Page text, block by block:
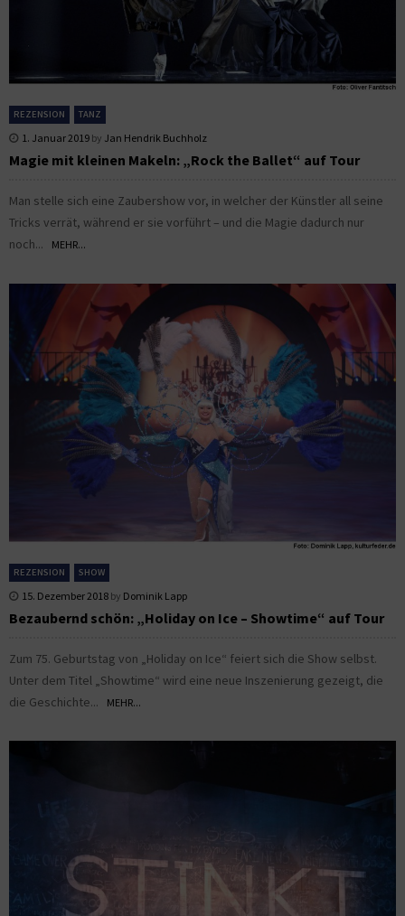
REZENSION TANZ
1. Januar 2019 by Jan Hendrik Buchholz
Magie mit kleinen Makeln: „Rock the Ballet“ auf Tour
Man stelle sich eine Zaubershow vor, in welcher der Künstler all seine
Tricks verrät, während er sie vorführt – und die Magie dadurch nur
noch...
MEHR...
REZENSION SHOW
15. Dezember 2018 by Dominik Lapp
Bezaubernd schön: „Holiday on Ice – Showtime“ auf Tour
Zum 75. Geburtstag von „Holiday on Ice“ feiert sich die Show selbst.
Unter dem Titel „Showtime“ wird eine neue Inszenierung gezeigt, die
die Geschichte...
MEHR...